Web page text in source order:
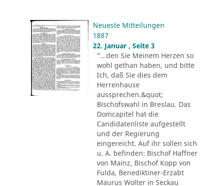
Neueste Mitteilungen
1887
22. Januar , Seite 3
"...den Sie Meinem Herzen so
wohl gethan haben, und bitte
Ich, daß Sie dies dem
Herrenhause
aussprechen.&quot;
Bischofswahl in Breslau. Das
Domcapitel hat die
Candidatenliste aufgestellt
und der Regierung
eingereicht. Auf ihr sollen sich
u. A. befinden: Bischof Haffner
von Mainz, Bischof Kopp von
Fulda, Benediktiner-Erzabt
Maurus Wolter in Seckau